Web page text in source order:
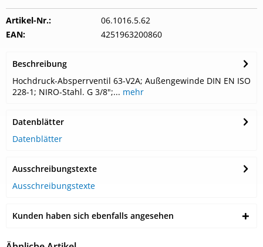
Artikel-Nr.:
06.1016.5.62
EAN:
4251963200860
Beschreibung
Hochdruck-Absperrventil 63-V2A; Außengewinde DIN EN ISO
228-1; NIRO-Stahl. G 3/8";... mehr
Datenblätter
Datenblätter
Ausschreibungstexte
Ausschreibungstexte
Kunden haben sich ebenfalls angesehen